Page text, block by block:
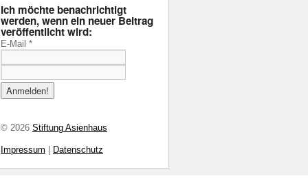
Ich möchte benachrichtigt
werden, wenn ein neuer Beitrag
veröffentlicht wird:
E-Mail *
© 2026 Stiftung Asienhaus
Impressum Datenschutz